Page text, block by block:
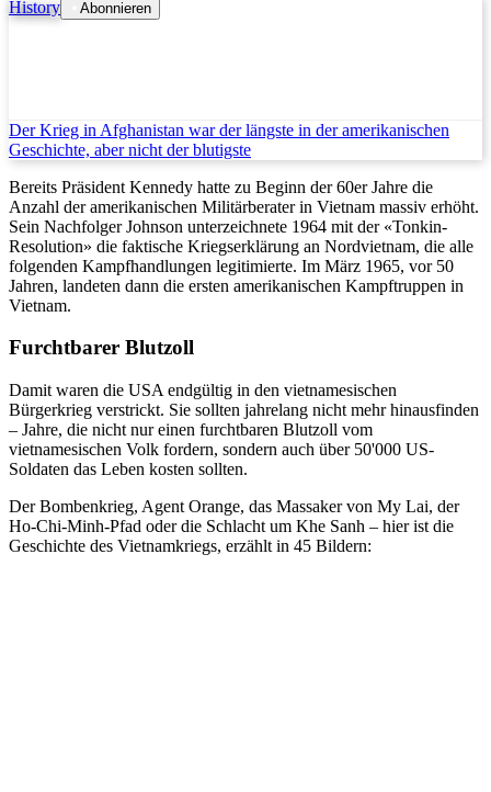
History Abonnieren
Der Krieg in Afghanistan war der längste in der amerikanischen
Geschichte, aber nicht der blutigste
Bereits Präsident Kennedy hatte zu Beginn der 60er Jahre die
Anzahl der amerikanischen Militärberater in Vietnam massiv erhöht.
Sein Nachfolger Johnson unterzeichnete 1964 mit der «Tonkin-
Resolution» die faktische Kriegserklärung an Nordvietnam, die alle
folgenden Kampfhandlungen legitimierte. Im März 1965, vor 50
Jahren, landeten dann die ersten amerikanischen Kampftruppen in
Vietnam.
Furchtbarer Blutzoll
Damit waren die USA endgültig in den vietnamesischen
Bürgerkrieg verstrickt. Sie sollten jahrelang nicht mehr hinausfinden
– Jahre, die nicht nur einen furchtbaren Blutzoll vom
vietnamesischen Volk fordern, sondern auch über 50'000 US-
Soldaten das Leben kosten sollten.
Der Bombenkrieg, Agent Orange, das Massaker von My Lai, der
Ho-Chi-Minh-Pfad oder die Schlacht um Khe Sanh – hier ist die
Geschichte des Vietnamkriegs, erzählt in 45 Bildern: